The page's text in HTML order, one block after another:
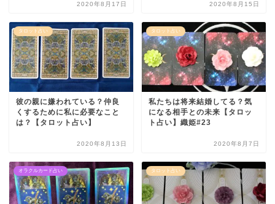
2020年8月17日 2020年8月15日
タロット占い
彼の親に嫌われている？仲良
くするために私に必要なこと
は？【タロット占い】
2020年8月13日
タロット占い
私たちは将来結婚してる？気
になる相手との未来【タロッ
ト占い】織姫#23
2020年8月7日
オラクルカード占い タロット占い